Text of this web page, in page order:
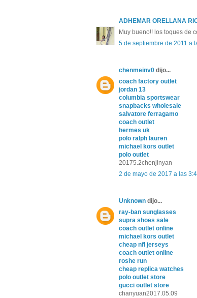
ADHEMAR ORELLANA
Muy bueno!! los toques de
5 de septiembre de 2011 a
chenmeinv0 dijo...
coach factory outlet
jordan 13
columbia sportswear
snapbacks wholesale
salvatore ferragamo
coach outlet
hermes uk
polo ralph lauren
michael kors outlet
polo outlet
20175.2chenjinyan
2 de mayo de 2017 a las
Unknown dijo...
ray-ban sunglasses
supra shoes sale
coach outlet online
michael kors outlet
cheap nfl jerseys
coach outlet online
roshe run
cheap replica watches
polo outlet store
gucci outlet store
chanyuan2017.05.09